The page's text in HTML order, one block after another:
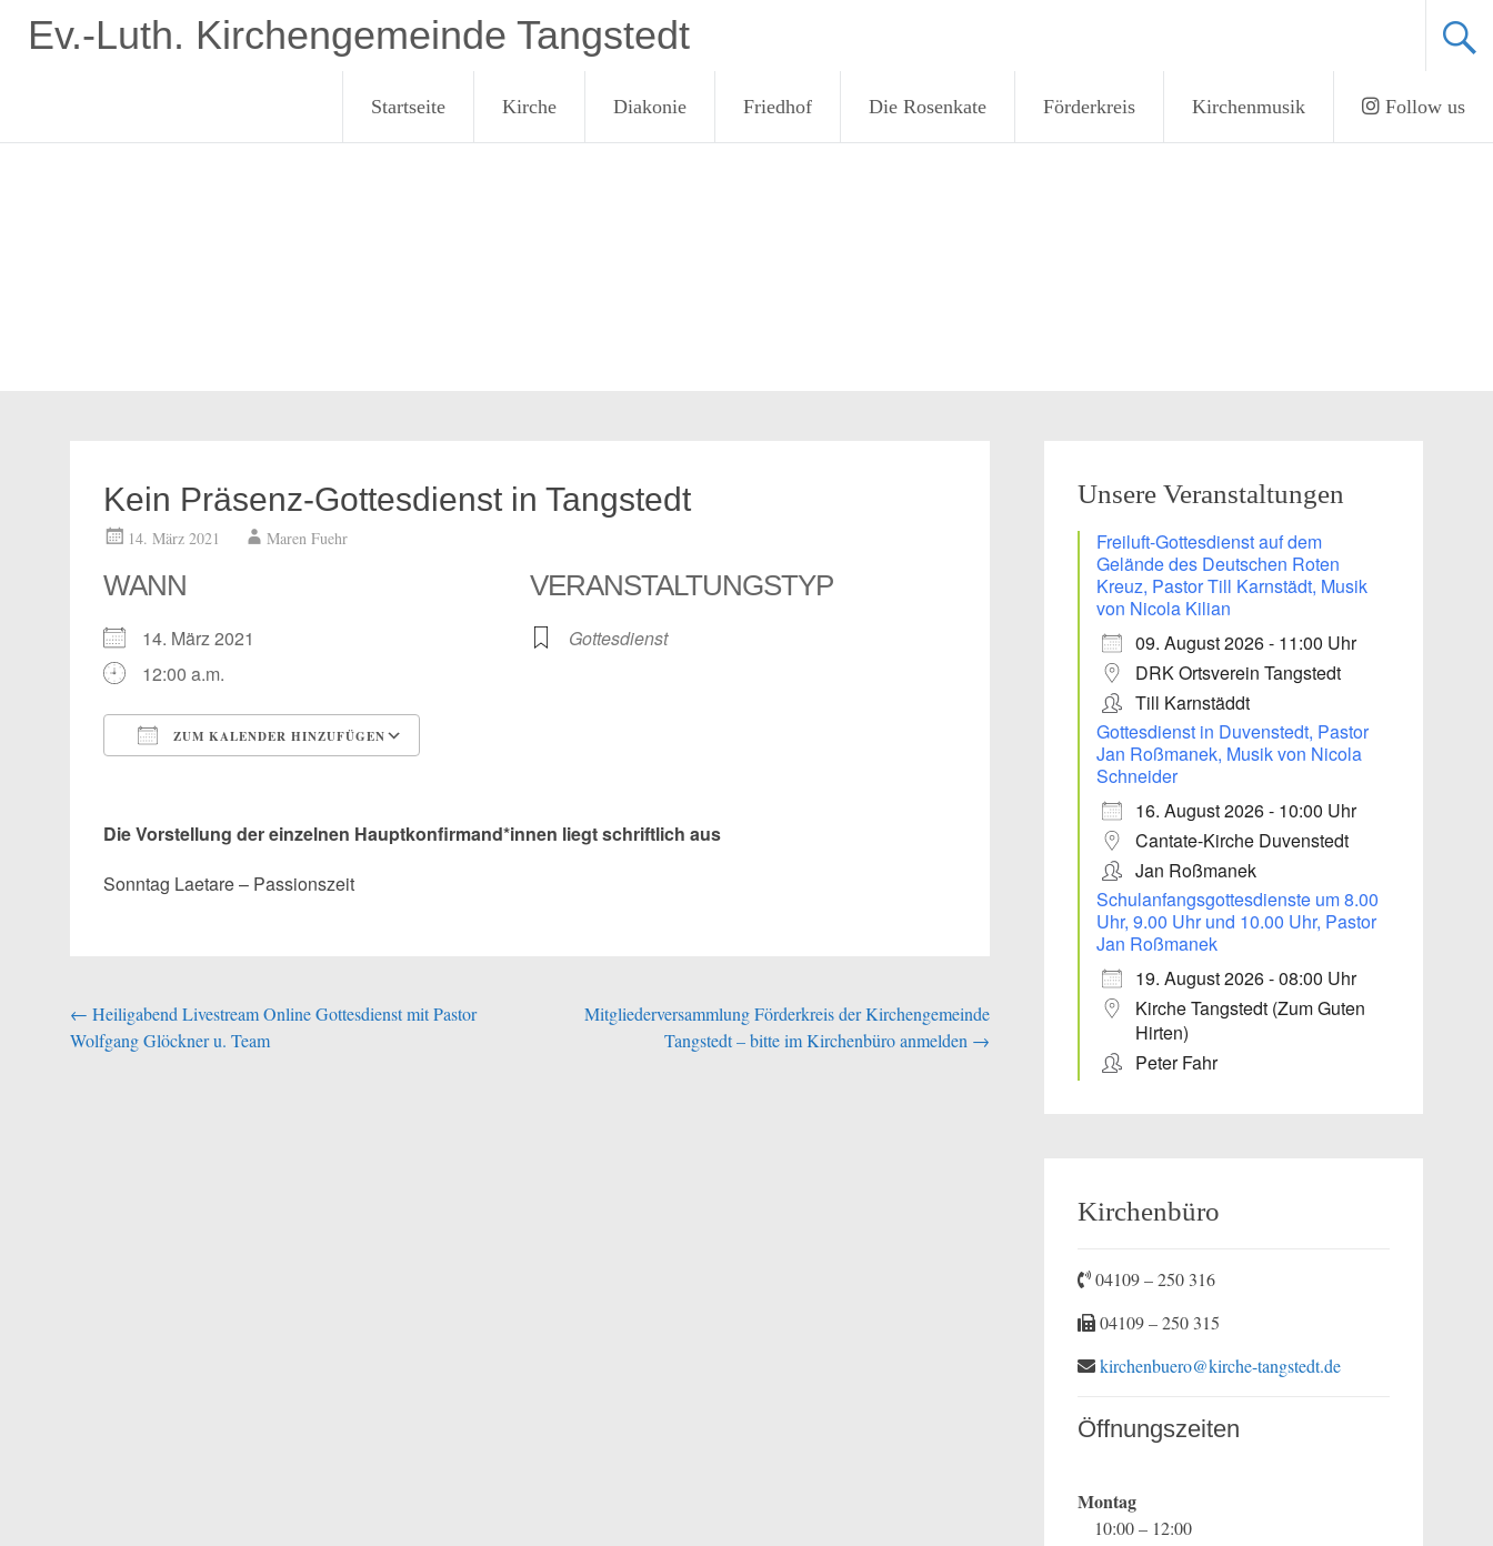
InhaltEv.-Luth. Kirchengemeinde Tangstedt
Startseite Kirche Diakonie Friedhof Die Rosenkate Förderkreis Kirchenmusik Follow us
Kein Präsenz-Gottesdienst in Tangstedt
14. März 2021 Maren Fuehr
WANN
14. März 2021
12:00 a.m.
ZUM KALENDER HINZUFÜGEN
Office 365
VERANSTALTUNGSTYP
Gottesdienst
Die Vorstellung der einzelnen Hauptkonfirmand*innen liegt schriftlich aus
Sonntag Laetare – Passionszeit
Beitragsnavigation
← Heiligabend Livestream Online Gottesdienst mit Pastor
Wolfgang Glöckner u. Team
Mitgliederversammlung Förderkreis der Kirchengemeinde
Tangstedt – bitte im Kirchenbüro anmelden →
Unsere Veranstaltungen
Freiluft-Gottesdienst auf dem
Gelände des Deutschen Roten
Kreuz, Pastor Till Karnstädt, Musik
von Nicola Kilian
09. August 2026 - 11:00 Uhr
DRK Ortsverein Tangstedt
Till Karnstäddt
Gottesdienst in Duvenstedt, Pastor
Jan Roßmanek, Musik von Nicola
Schneider
16. August 2026 - 10:00 Uhr
Cantate-Kirche Duvenstedt
Jan Roßmanek
Schulanfangsgottesdienste um 8.00
Uhr, 9.00 Uhr und 10.00 Uhr, Pastor
Jan Roßmanek
19. August 2026 - 08:00 Uhr
Kirche Tangstedt (Zum Guten
Hirten)
Peter Fahr
Kirchenbüro
04109 – 250 316
04109 – 250 315
kirchenbuero@kirche-tangstedt.de
Öffnungszeiten
Montag
10:00 – 12:00